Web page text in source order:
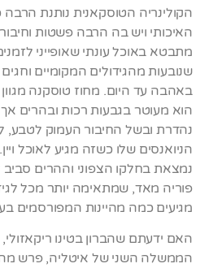
הקולינריה הטוסקאנית נותנת
האיכותי ויש בה הרבה פשטות
מתבטא באוכל עונתי שאופייני
שנובעות מהגידולים המקומיים
באהבה עד היום. מחוז טוסקנה
הוא מעוטר בגבעות רכות ובהרים
נהדרת ובשל החיבור העמוק לטבע,
הניואנסים שלו כשזה מגיע לאוכל
נמצאת בחלקו הצפוני וההרים
פוריה מאד, שמתאימה יותר מכל
מגיעים כמה מהיינות המפורסמים
האם ידעתם שהברון בטינו
הממשלה השני של איטליה, פרש